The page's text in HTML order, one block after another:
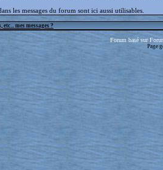
les messages du forum sont ici aussi utilisables.
mes messages ?
Forum basé sur
Page